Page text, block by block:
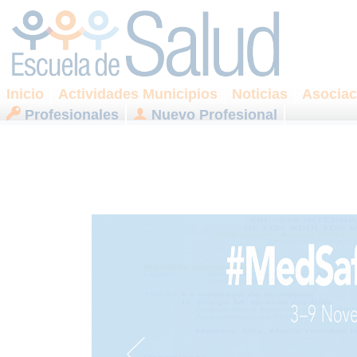
Inicio Actividades Municipios Noticias
Profesionales
Nuevo Profesional